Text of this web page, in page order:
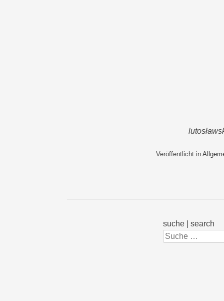
Veröffentlicht in
suche | search
Suchen